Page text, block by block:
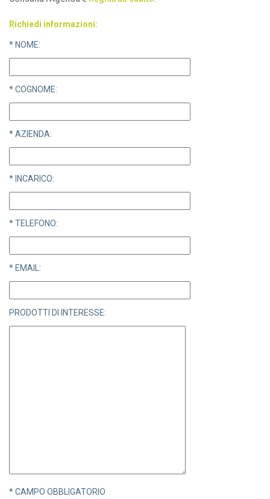
Richiedi informazioni:
* NOME:
* COGNOME:
* AZIENDA:
* INCARICO:
* TELEFONO:
* EMAIL:
PRODOTTI DI INTERESSE:
* CAMPO OBBLIGATORIO